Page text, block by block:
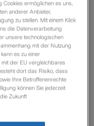
Cookies ermöglichen es uns,
anderer Anbieter,
zu stellen. Mit einem Klick
die Datenverarbeitung
unsere technologischen
mit der Nutzung
es zu einer
mit der EU vergleichbares
dort das Risiko, dass
Ihre Betroffenenrechte
können Sie jederzeit
Zukunft